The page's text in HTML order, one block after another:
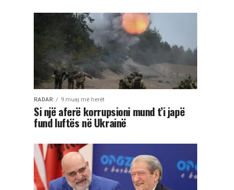
RADAR 9 muaj më herët
Si një aferë korrupsioni mund t’i japë
fund luftës në Ukrainë